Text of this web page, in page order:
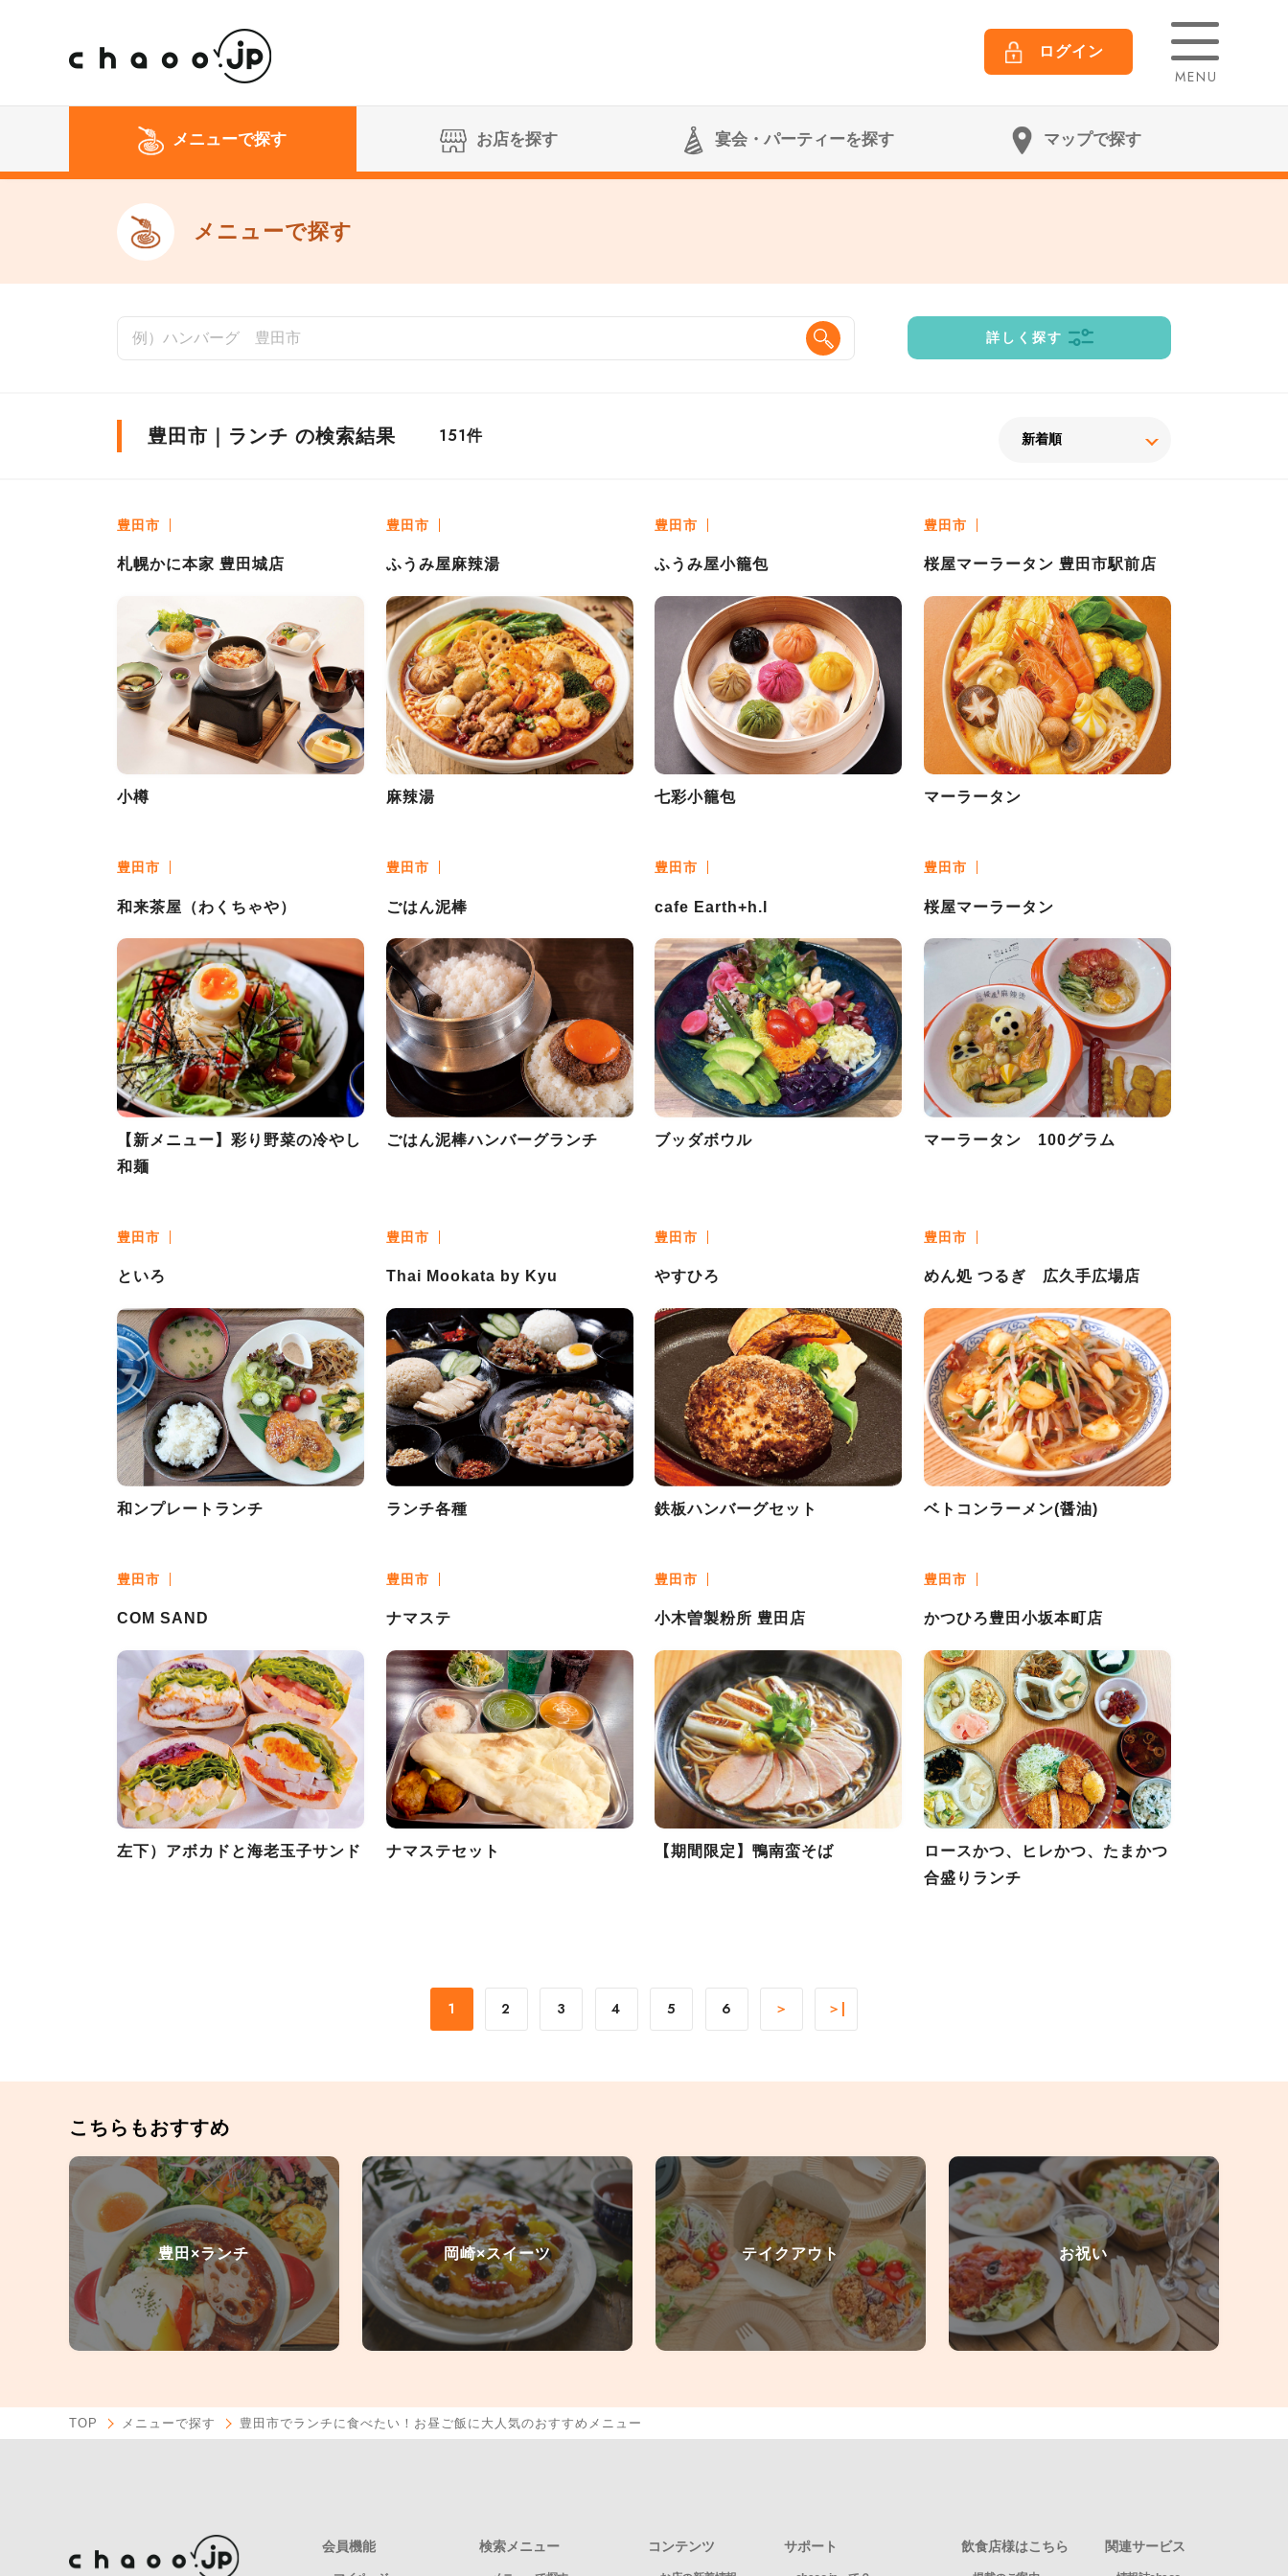
ログイン
MENU
メニューで探す お店を探す 宴会 ・パーティーを探す マップで探す
メニューで探す
詳しく探す
豊田市｜ランチ の検索結果 151 件
豊田市
札幌かに本家 豊田城店
小樽
豊田市
ふうみ屋麻辣湯
麻辣湯
豊田市
ふうみ屋小籠包
七彩小籠包
豊田市
桜屋マーラータン 豊田市駅前店
マーラータン
豊田市
和来茶屋（わくちゃや）
【新メニュー】彩り野菜の冷やし
和麺
豊田市
ごはん泥棒
ごはん泥棒ハンバーグランチ
豊田市
cafe Earth+h.l
ブッダボウル
豊田市
桜屋マーラータン
マーラータン 100グラム
豊田市
といろ
和ンプレートランチ
豊田市
Thai Mookata by Kyu
ランチ各種
豊田市
やすひろ
鉄板ハンバーグセット
豊田市
めん処 つるぎ 広久手広場店
ベトコンラーメン(醤油)
豊田市
COM SAND
左下）アボカドと海老玉子サンド
豊田市
ナマステ
ナマステセット
豊田市
小木曽製粉所 豊田店
【期間限定】鴨南蛮そば
豊田市
かつひろ豊田小坂本町店
ロースかつ、ヒレかつ、たまかつ
合盛りランチ
1 2 3 4 5 6 ＞ ＞|
こちらもおすすめ
豊田×ランチ 岡崎×スイーツ テイクアウト お祝い
TOP メニューで探す 豊田市でランチに食べたい！お昼ご飯に大人気のおすすめメニュー
会員機能 検索メニュー コンテンツ サポート 飲食店様はこちら 関連サービス